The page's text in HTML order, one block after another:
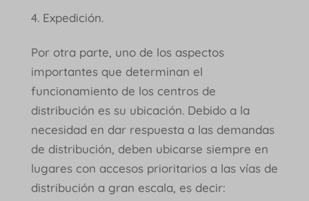
Expedición.
Por otra parte, uno de los aspectos
importantes que determinan el
funcionamiento de los centros de
distribución es su ubicación. Debido a la
necesidad en dar respuesta a las demandas
de distribución, deben ubicarse siempre en
lugares con accesos prioritarios a las vías de
distribución a gran escala, es decir: